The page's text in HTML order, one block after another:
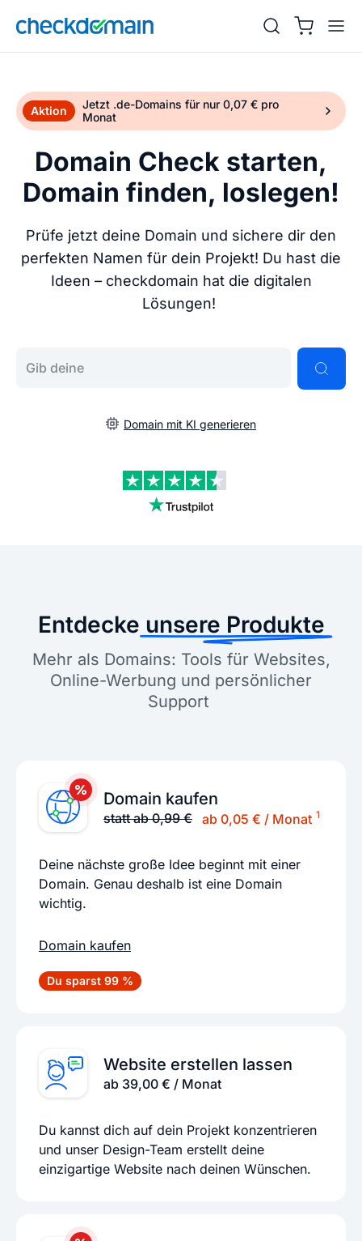
Aktion
Jetzt .de-Domains für nur 0,07 € pro
Monat
Domain Check starten,
Domain finden, loslegen!
Prüfe jetzt deine Domain und sichere dir den
perfekten Namen für dein Projekt! Du hast die
Ideen – checkdomain hat die digitalen
Lösungen!
Domain mit KI generieren
Entdecke unsere Produkte
Mehr als Domains: Tools für Websites,
Online-Werbung und persönlicher
Support
Domain kaufen
statt ab 0,99 € ab 0,05 € / Monat 1
Deine nächste große Idee beginnt mit einer
Domain. Genau deshalb ist eine Domain
wichtig.
Domain kaufen
Du sparst 99 %
Website erstellen lassen
ab 39,00 € / Monat
Du kannst dich auf dein Projekt konzentrieren
und unser Design-Team erstellt deine
einzigartige Website nach deinen Wünschen.